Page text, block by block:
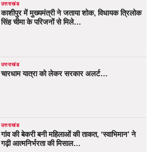
उत्तराखंड
काशीपुर में मुख्यमंत्री ने जताया शोक, विधायक त्रिलोक
सिंह चीमा के परिजनों से मिले…
उत्तराखंड
चारधाम यात्रा को लेकर सरकार अलर्ट…
उत्तराखंड
गांव की बेकरी बनी महिलाओं की ताकत, ‘स्वाभिमान’ ने
गढ़ी आत्मनिर्भरता की मिसाल…